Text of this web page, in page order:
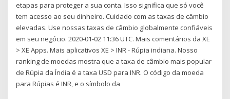
etapas para proteger a sua conta. Isso significa que só você
tem acesso ao seu dinheiro. Cuidado com as taxas de câmbio
elevadas. Use nossas taxas de câmbio globalmente confiáveis
em seu negócio. 2020-01-02 11:36 UTC. Mais comentários da XE
> XE Apps. Mais aplicativos XE > INR - Rúpia indiana. Nosso
ranking de moedas mostra que a taxa de câmbio mais popular
de Rúpia da Índia é a taxa USD para INR. O código da moeda
para Rúpias é INR, e o símbolo da